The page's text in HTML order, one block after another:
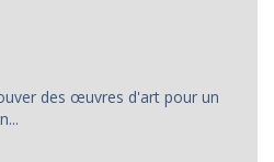
des œuvres d'art pour un